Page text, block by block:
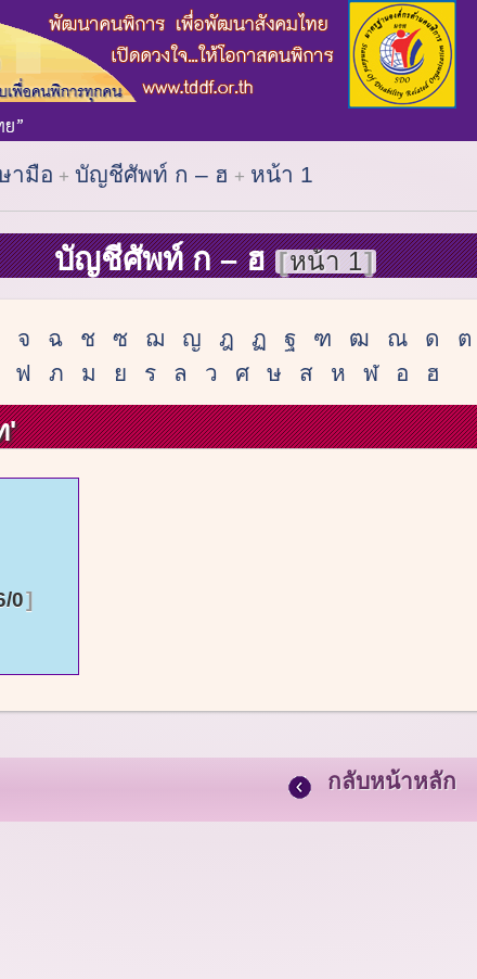
ามือ บัญชีศัพท์ ก – ฮ หน้า 1
บัญชีศัพท์ ก – ฮ หน้า 1
จ ฉ ช ซ ฌ ญ ฎ ฏ ฐ ฑ ฒ ณ ด ต
ฟ ภ ม ย ร ล ว ศ ษ ส ห ฬ อ ฮ
'
0
กลับหน้าหลัก